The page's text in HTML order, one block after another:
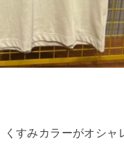
すみカラーがオシャ